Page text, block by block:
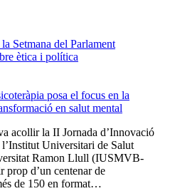
Setmana del Parlament
ètica i política
posa el focus en la
en salut mental
acollir la II Jornada d’Innovació
Universitari de Salut
Ramon Llull (IUSMVB-
d’un centenar de
de 150 en format…